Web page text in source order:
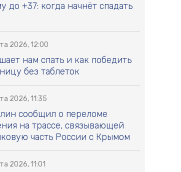
до +37: когда начнёт спадать
2026, 12:00
нам спать и как победить
без таблеток
2026, 11:35
сообщил о переломе
на трассе, связывающей
часть России с Крымом
2026, 11:01